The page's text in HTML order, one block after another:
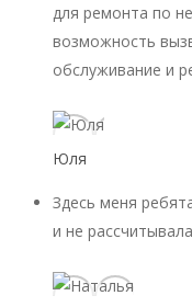
для ремонта по
возможность
обслуживание и
Юля
Здесь меня
и не